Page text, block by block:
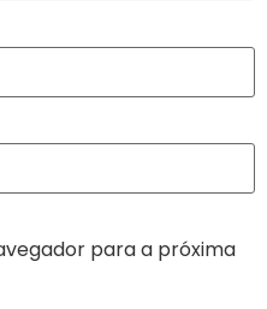
para a próxima